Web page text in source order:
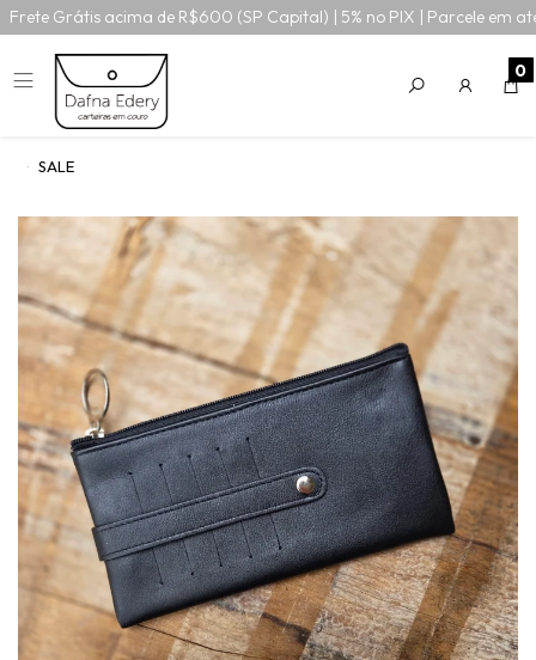
Frete Grátis acima de R$600 (SP Capital) | 5% no PIX | Parcele em
0
SALE